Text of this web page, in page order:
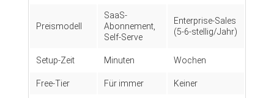
Preismodell
SaaS-
Abonnement,
Self-Serve
Enterprise-Sales
(5-6-stellig/Jahr)
Setup-Zeit Minuten Wochen
Free-Tier Für immer Keiner